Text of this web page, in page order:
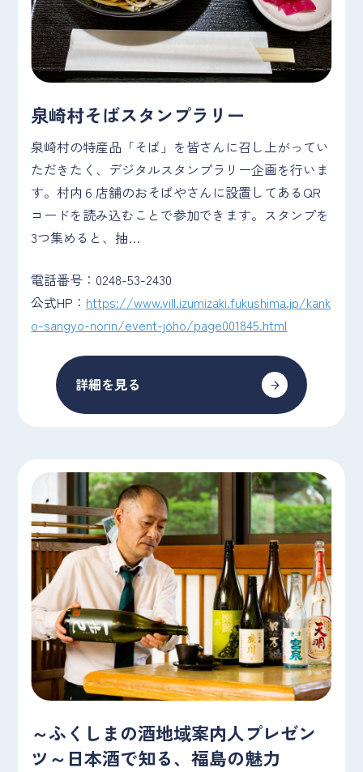
泉崎村そばスタンプラリー
泉崎村の特産品「そば」を皆さんに召し上がってい
ただきたく、デジタルスタンプラリー企画を行いま
す。村内６店舗のおそばやさんに設置してあるQR
コードを読み込むことで参加できます。スタンプを
3つ集めると、抽…
電話番号：0248-53-2430
公式HP： https://www.vill.izumizaki.fukushima.jp/kank
o-sangyo-norin/event-joho/page001845.html
詳細を見る
～ふくしまの酒地域案内人プレゼン
ツ～日本酒で知る、福島の魅力